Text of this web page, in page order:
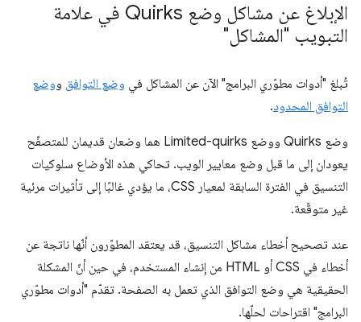
الإبلاغ عن مشاكل وضع Quirks في علامة
التبويب "المشاكل"
تُبلغ "أدوات مطوّري البرامج" الآن عن المشاكل في وضع التوافق ووضع
التوافق المحدود.
وضع Quirks ووضع Limited-quirks هما وضعان قديمان للمتصفّح
يعودان إلى ما قبل وضع معايير الويب. تحاكي هذه الأوضاع سلوكيات
التنسيق في الفترة السابقة لمعيار CSS، ما يؤدي غالبًا إلى تأثيرات مرئية
غير متوقّعة.
عند تصحيح أخطاء مشاكل التنسيق، قد يعتقد المطوّرون أنّها ناتجة عن
أخطاء في CSS أو HTML من إنشاء المستخدم، في حين أنّ المشكلة
الحقيقية هي وضع التوافق الذي تعمل به الصفحة. تقدّم "أدوات مطوّري
البرامج" اقتراحات لحلّها.